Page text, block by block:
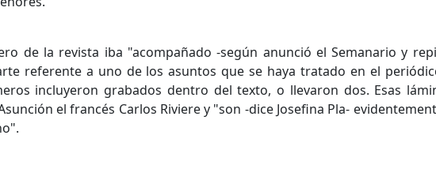
de la revista iba "acompañado -según anunció el Semanario y
referente a uno de los asuntos que se haya tratado en el
incluyeron grabados dentro del texto, o llevaron dos. Esas
el francés Carlos Riviere y "son -dice Josefina Pla-